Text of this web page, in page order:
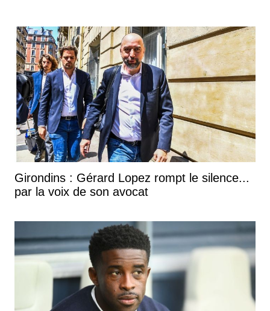
Girondins : Gérard Lopez rompt le silence...
par la voix de son avocat